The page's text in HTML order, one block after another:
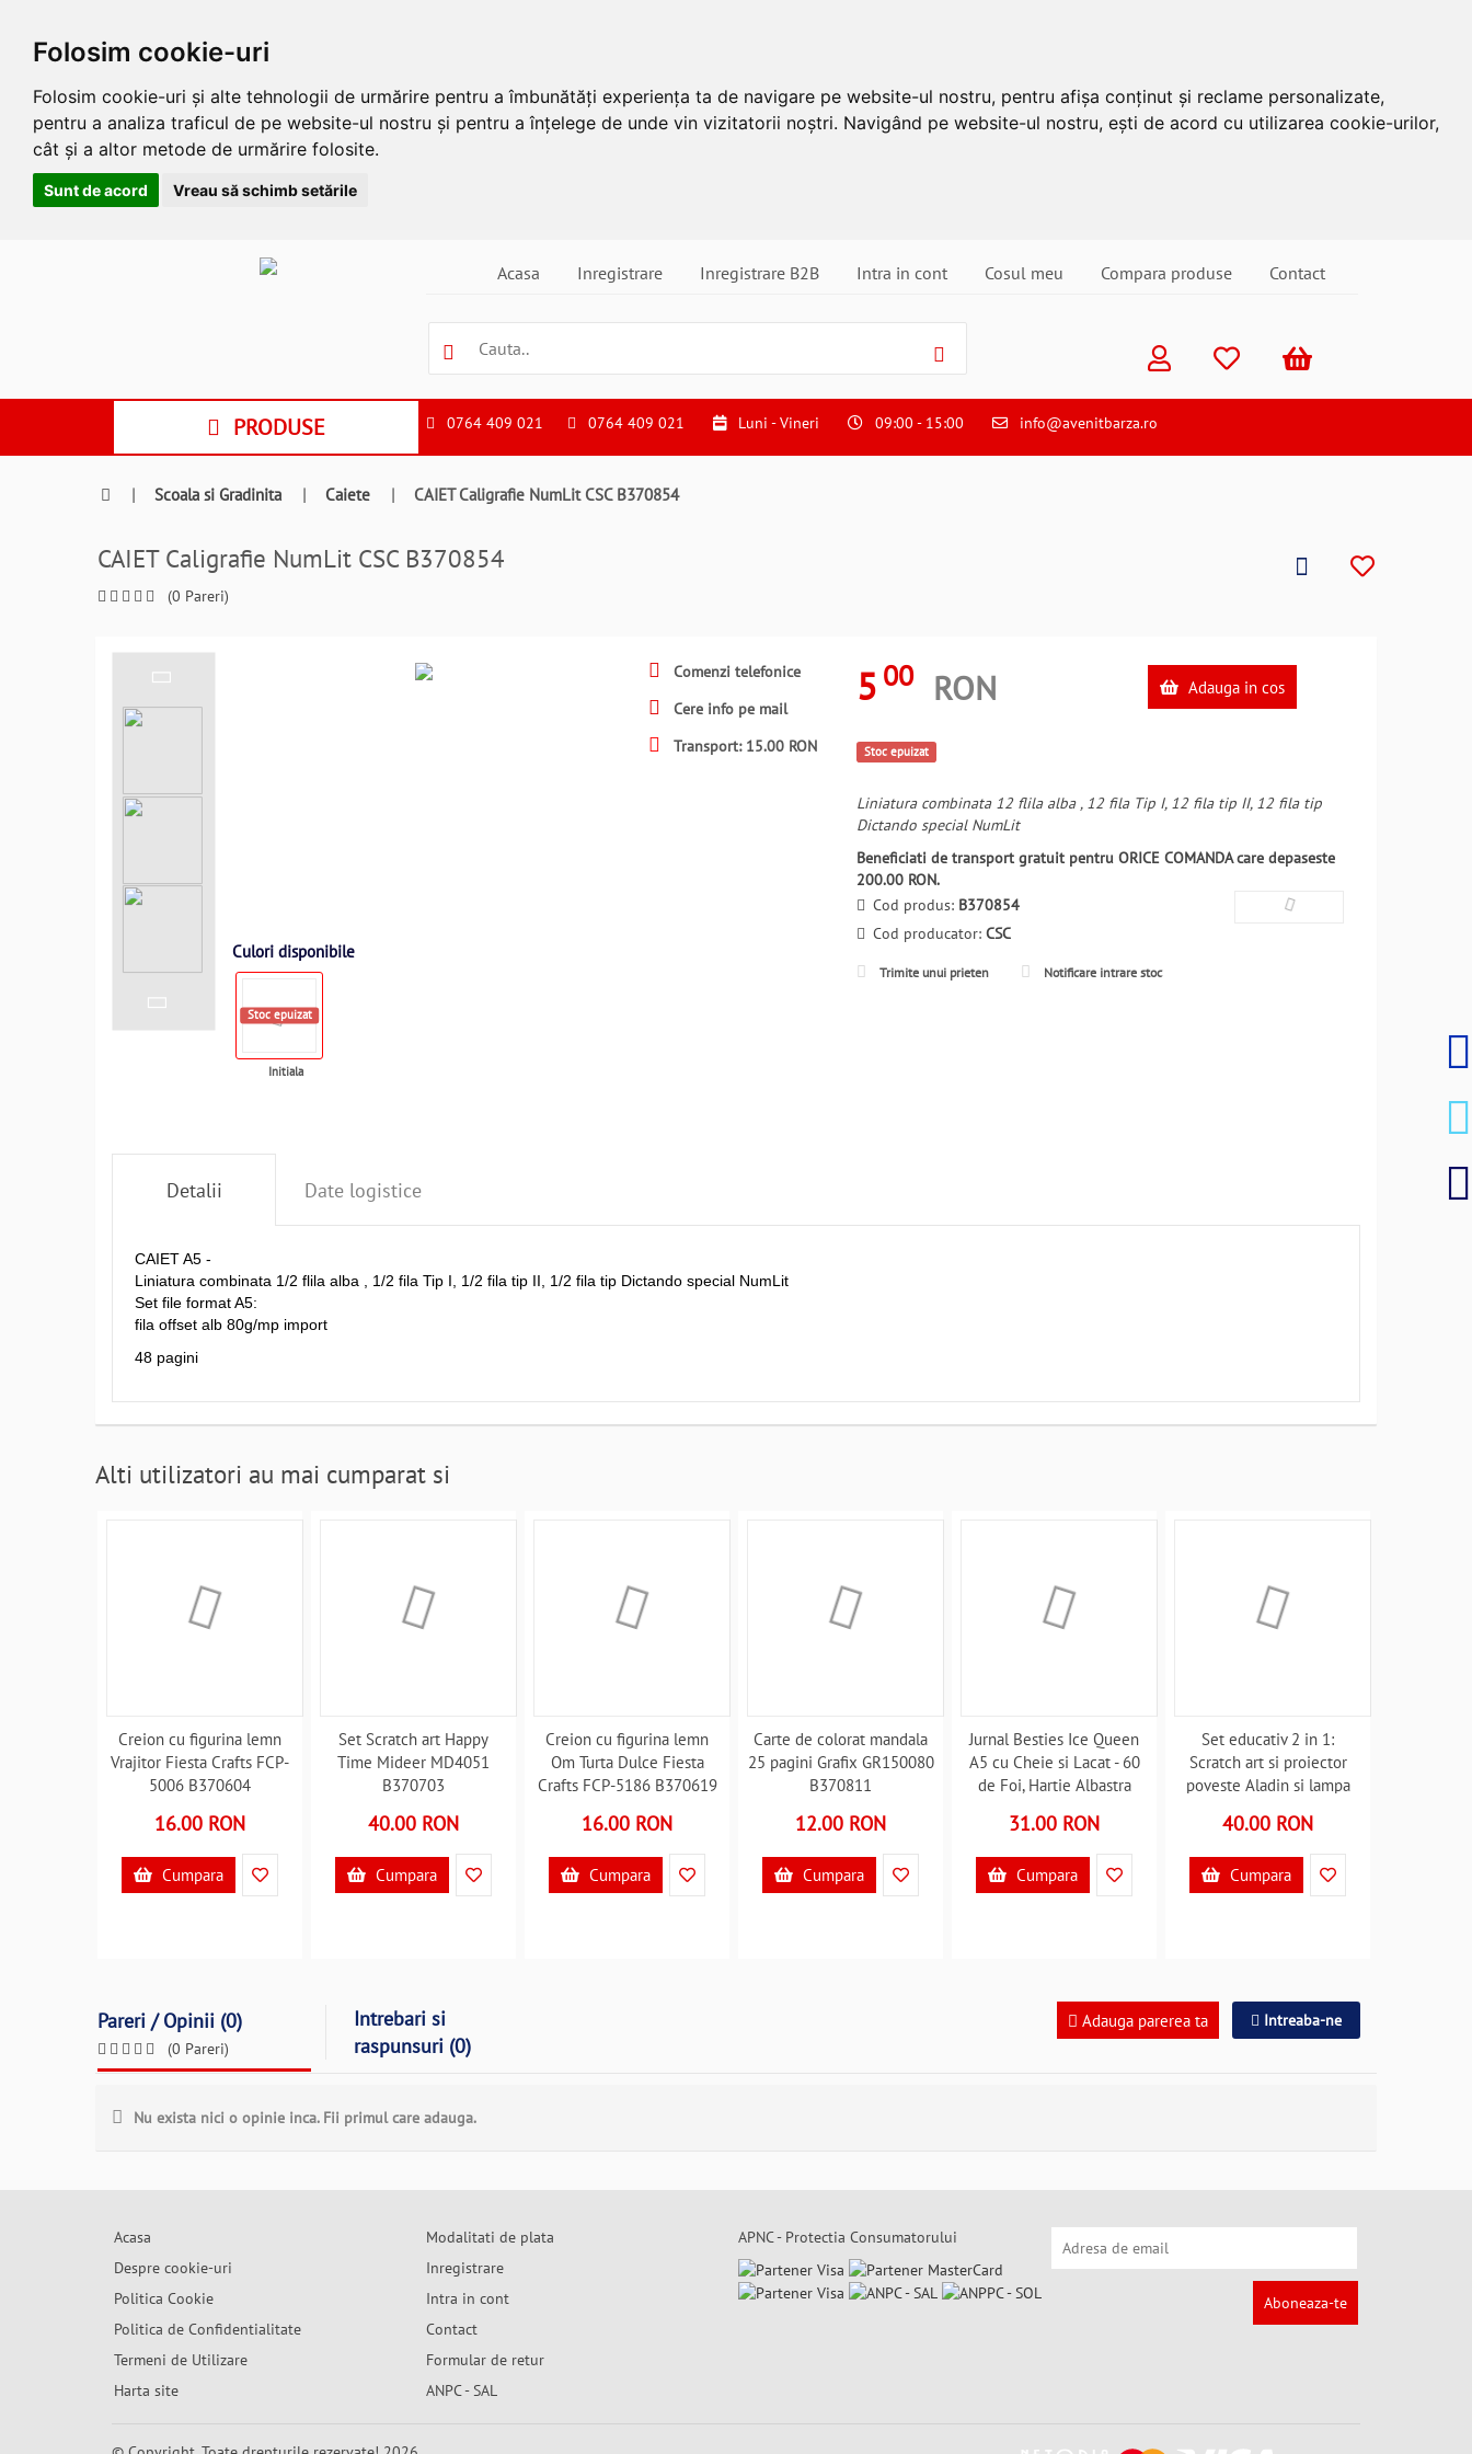
Folosim cookie-uri
Folosim cookie-uri și alte tehnologii de urmărire pentru a îmbunătăți experiența ta de navigare pe website-ul nostru, pentru afișa conținut și reclame personalizate,
pentru a analiza traficul de pe website-ul nostru și pentru a înțelege de unde vin vizitatorii noștri. Navigând pe website-ul nostru, ești de acord cu utilizarea cookie-urilor,
cât și a altor metode de urmărire folosite.
Sunt de acord Vreau să schimb setările
a
Acasa Inregistrare Inregistrare B2B Intra in cont Cosul meu Compara produse Contact
PRODUSE 0764 409 021 0764 409 021 Luni - Vineri 09:00 - 15:00 info@avenitbarza.ro
| Scoala si Gradinita | Caiete | CAIET Caligrafie NumLit CSC B370854
CAIET Caligrafie NumLit CSC B370854
(0 Pareri)
Culori disponibile
Stoc epuizat
Initiala
Comenzi telefonice
Cere info pe mail
Transport: 15.00 RON
5 00 RON Adauga in cos
Stoc epuizat
Liniatura combinata 12 flila alba , 12 fila Tip I, 12 fila tip II, 12 fila tip
Dictando special NumLit
Beneficiati de transport gratuit pentru ORICE COMANDA care depaseste
200.00 RON.
Cod produs: B370854
Cod producator: CSC
Trimite unui prieten Notificare intrare stoc
Detalii Date logistice
CAIET A5 -
Liniatura combinata 1/2 flila alba , 1/2 fila Tip I, 1/2 fila tip II, 1/2 fila tip Dictando special NumLit
Set file format A5:
fila offset alb 80g/mp import
48 pagini
Alti utilizatori au mai cumparat si
Creion cu figurina lemn
Vrajitor Fiesta Crafts FCP-
5006 B370604
16.00 RON
Cumpara
Set Scratch art Happy
Time Mideer MD4051
B370703
40.00 RON
Cumpara
Creion cu figurina lemn
Om Turta Dulce Fiesta
Crafts FCP-5186 B370619
16.00 RON
Cumpara
Carte de colorat mandala
25 pagini Grafix GR150080
B370811
12.00 RON
Cumpara
Jurnal Besties Ice Queen
A5 cu Cheie si Lacat - 60
de Foi, Hartie Albastra
B370936
31.00 RON
Cumpara
Set educativ 2 in 1:
Scratch art si proiector
poveste Aladin si lampa
B370704
40.00 RON
Cumpara
Pareri / Opinii (0)
(0 Pareri)
Intrebari si
raspunsuri (0)
Adauga parerea ta Intreaba-ne
Nu exista nici o opinie inca. Fii primul care adauga.
Acasa
Despre cookie-uri
Politica Cookie
Politica de Confidentialitate
Termeni de Utilizare
Harta site
Modalitati de plata
Inregistrare
Intra in cont
Contact
Formular de retur
ANPC - SAL
APNC - Protectia Consumatorului
Aboneaza-te